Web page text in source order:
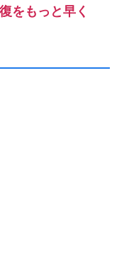
をもっと早く